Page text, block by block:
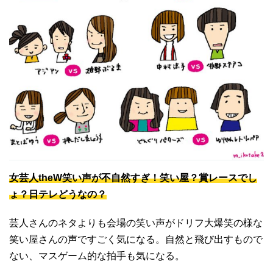
女芸人theW笑い声が不自然すぎ！笑い屋？賞レースでし
ょ？日テレどうなの？
芸人さんのネタよりも会場の笑い声がドリフ大爆笑の様な
笑い屋さんの声ですごく気になる。自然と飛び出すもので
ない、マスゲーム的な拍手も気になる。